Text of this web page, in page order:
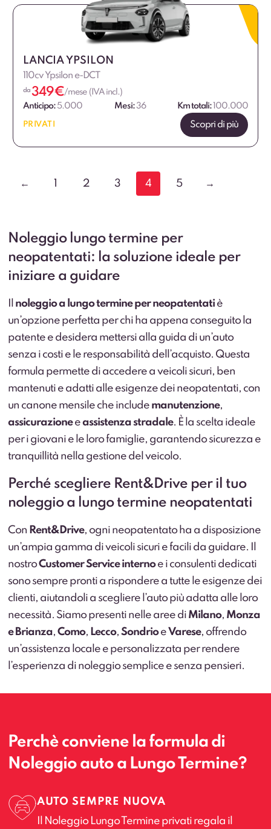
LANCIA YPSILON
110cv Ypsilon e-DCT
da 349€/mese (IVA incl.)
Anticipo: 5.000 Mesi:36 Km totali: 100.000
PRIVATI Scopri di più
← 1 2 3 4 5 →
Noleggio lungo termine per
neopatentati: la soluzione ideale per
iniziare a guidare
noleggio a lungo termine per neopatentati è
un’opzione perfetta per chi ha appena conseguito la
patente e desidera mettersi alla guida di un’auto
senza i costi e le responsabilità dell’acquisto. Questa
formula permette di accedere a veicoli sicuri, ben
mantenuti e adatti alle esigenze dei neopatentati, con
un canone mensile che include manutenzione,
assicurazioneeassistenza stradale. È la scelta ideale
per i giovani e le loro famiglie, garantendo sicurezza e
tranquillità nella gestione del veicolo.
Perché scegliere Rent&Drive per il tuo
noleggio a lungo termine neopatentati
Con Rent&Drive, ogni neopatentato ha a disposizione
un’ampia gamma di veicoli sicuri e facili da guidare. Il
nostroCustomer Service internoe i consulenti dedicati
sono sempre pronti a rispondere a tutte le esigenze dei
clienti, aiutandoli a scegliere l’auto più adatta alle loro
necessità. Siamo presenti nelle aree di Milano, Monza
e Brianza,Como, Lecco,SondrioeVarese, offrendo
un’assistenza locale e personalizzata per rendere
l’esperienza di noleggio semplice e senza pensieri.
Perchè conviene la formula di
Noleggio auto a Lungo Termine?
AUTO SEMPRE NUOVA
Il Noleggio Lungo Termine privati regala il